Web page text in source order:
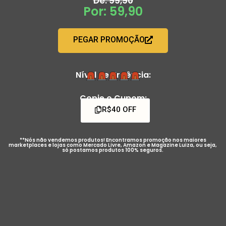
Por: 59,90
PEGAR PROMOÇÃO
Nível de Urgência:
Copie o Cupom:
R$40 OFF
**Nós não vendemos produtos! Encontramos promoção nos maiores
marketplaces e lojas como Mercado Livre, Amazon e Magazine Luiza, ou seja,
só postamos produtos 100% seguros.